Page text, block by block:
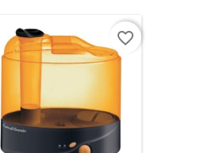
favorite_border